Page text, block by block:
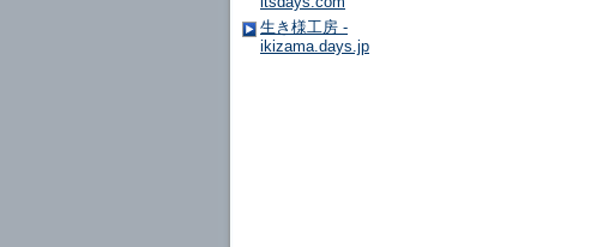
生き様工房 -
ikizama.days.jp